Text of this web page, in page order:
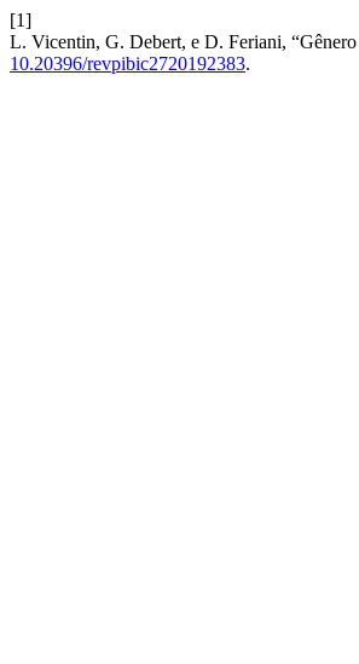
[1]
L. Vicentin, G. Debert, e D. Feriani,
10.20396/revpibic2720192383.